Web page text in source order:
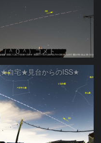
（＾０＾）コメト
★自宅★見台からのISS★